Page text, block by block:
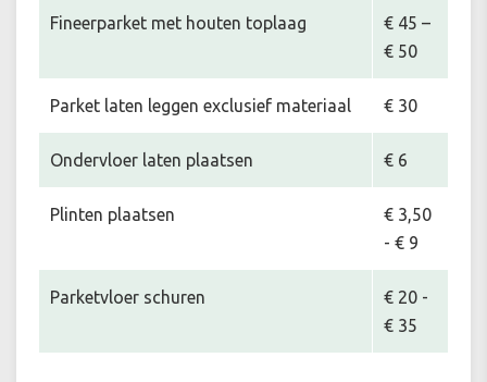
Fineerparket met houten toplaag
€ 45 –
€ 50
Parket laten leggen exclusief materiaal € 30
Ondervloer laten plaatsen € 6
Plinten plaatsen
€ 3,50
- € 9
Parketvloer schuren
€ 20 -
€ 35